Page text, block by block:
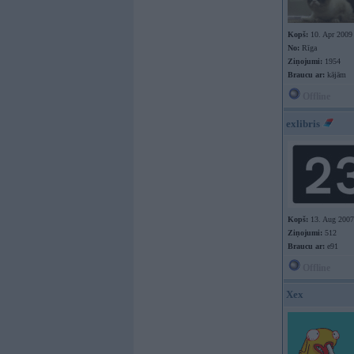
Kopš: 10. Apr 2009
No: Rīga
Ziņojumi: 1954
Braucu ar: kājām
exlibris
Kopš: 13. Aug 2007
Ziņojumi: 512
Braucu ar: e91
Xex